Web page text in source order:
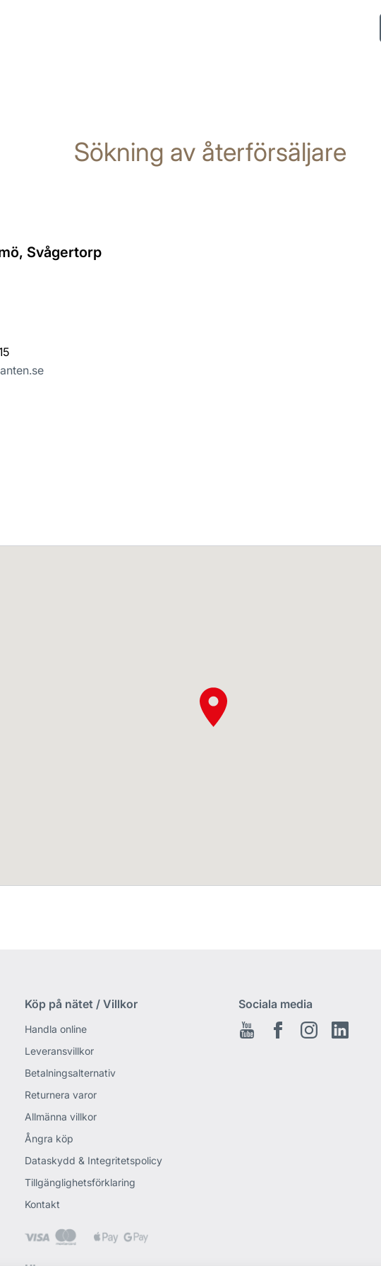
Sökning av återförsäljare
Svågertorp
Köp på nätet / Villkor
Handla online
Leveransvillkor
Betalningsalternativ
Returnera varor
Allmänna villkor
Ångra köp
Dataskydd & Integritetspolicy
Tillgänglighetsförklaring
Kontakt
Sociala media
Youtube FacebookInstagram